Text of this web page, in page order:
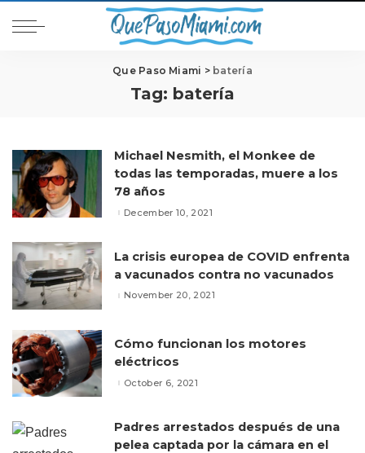
Que Paso Miami > batería
Tag: batería
Michael Nesmith, el Monkee de
todas las temporadas, muere a los
78 años
December 10, 2021
La crisis europea de COVID enfrenta
a vacunados contra no vacunados
November 20, 2021
Cómo funcionan los motores
eléctricos
October 6, 2021
Padres arrestados después de una
pelea captada por la cámara en el